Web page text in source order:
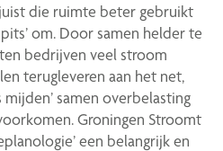
die ruimte beter gebruikt
om. Door samen helder te
bedrijven veel stroom
terugleveren aan het net,
samen overbelasting
Groningen Stroomt
een belangrijk en